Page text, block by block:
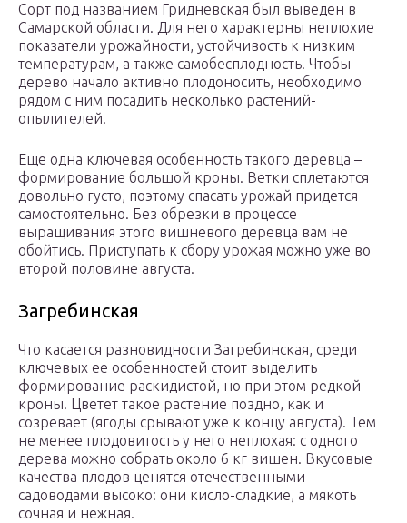
Сорт под названием Гридневская был выведен в
Самарской области. Для него характерны неплохие
показатели урожайности, устойчивость к низким
температурам, а также самобесплодность. Чтобы
дерево начало активно плодоносить, необходимо
рядом с ним посадить несколько растений-
опылителей.
Еще одна ключевая особенность такого деревца –
формирование большой кроны. Ветки сплетаются
довольно густо, поэтому спасать урожай придется
самостоятельно. Без обрезки в процессе
выращивания этого вишневого деревца вам не
обойтись. Приступать к сбору урожая можно уже во
второй половине августа.
Загребинская
Что касается разновидности Загребинская, среди
ключевых ее особенностей стоит выделить
формирование раскидистой, но при этом редкой
кроны. Цветет такое растение поздно, как и
созревает (ягоды срывают уже к концу августа). Тем
не менее плодовитость у него неплохая: с одного
дерева можно собрать около 6 кг вишен. Вкусовые
качества плодов ценятся отечественными
садоводами высоко: они кисло-сладкие, а мякоть
сочная и нежная.